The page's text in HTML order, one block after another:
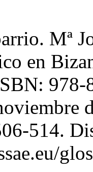
Mª
en
978-
514.